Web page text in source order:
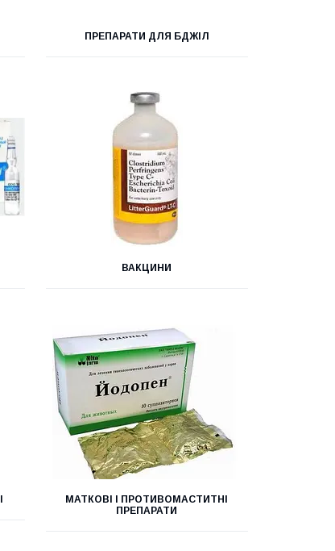
ПРЕПАРАТИ ДЛЯ БДЖІЛ
ВАКЦИНИ
МАТКОВІ І ПРОТИВОМАСТИТНІ
ПРЕПАРАТИ